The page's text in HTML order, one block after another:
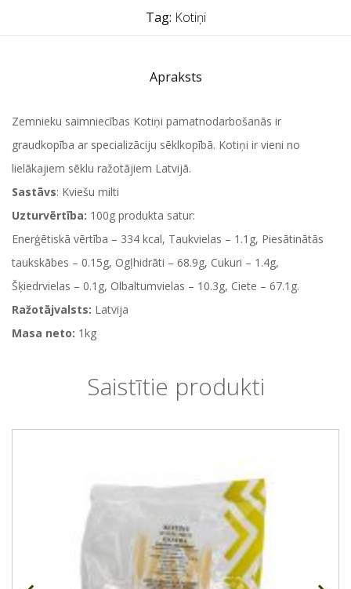
Tag: Kotiņi
Apraksts
Zemnieku saimniecības Kotiņi pamatnodarbošanās ir
graudkopība ar specializāciju sēklkopībā. Kotiņi ir vieni no
lielākajiem sēklu ražotājiem Latvijā.
Sastāvs: Kviešu milti
Uzturvērtība: 100g produkta satur:
Enerģētiskā vērtība – 334 kcal, Taukvielas – 1.1g, Piesātinātās
taukskābes – 0.15g, Ogļhidrāti – 68.9g, Cukuri – 1.4g,
Šķiedrvielas – 0.1g, Olbaltumvielas – 10.3g, Ciete – 67.1g.
Ražotājvalsts: Latvija
Masa neto: 1kg
Saistītie produkti